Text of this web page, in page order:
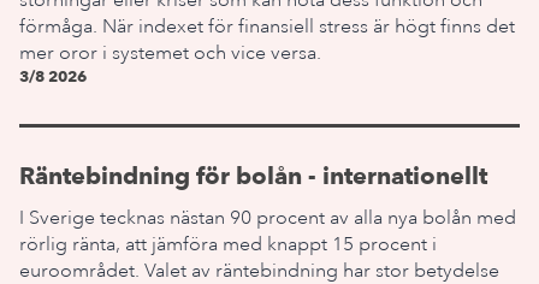
förmåga. När indexet för finansiell stress är högt finns det
mer oror i systemet och vice versa.
3/8 2026
Räntebindning för bolån - internationellt
I Sverige tecknas nästan 90 procent av alla nya bolån med
rörlig ränta, att jämföra med knappt 15 procent i
euroområdet. Valet av räntebindning har stor betydelse